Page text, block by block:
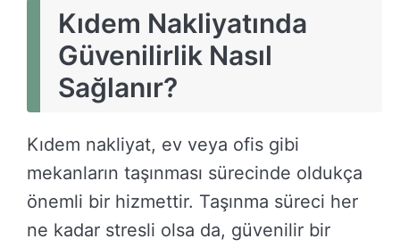
Kıdem Nakliyatında
Güvenilirlik Nasıl
Sağlanır?
Kıdem nakliyat, ev veya ofis gibi
mekanların taşınması sürecinde oldukça
önemli bir hizmettir. Taşınma süreci her
ne kadar stresli olsa da, güvenilir bir